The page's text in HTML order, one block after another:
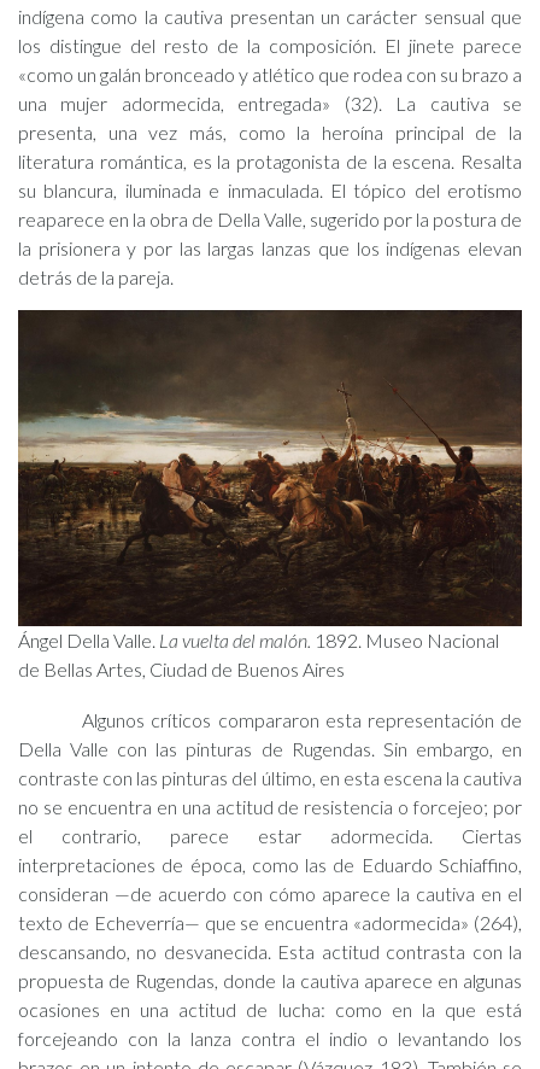
indígena como la cautiva presentan un carácter sensual que
los distingue del resto de la composición. El jinete parece
«como un galán bronceado y atlético que rodea con su brazo a
una mujer adormecida, entregada» (32). La cautiva se
presenta, una vez más, como la heroína principal de la
literatura romántica, es la protagonista de la escena. Resalta
su blancura, iluminada e inmaculada. El tópico del erotismo
reaparece en la obra de Della Valle, sugerido por la postura de
la prisionera y por las largas lanzas que los indígenas elevan
detrás de la pareja.
Ángel Della Valle. La vuelta del malón. 1892. Museo Nacional
de Bellas Artes, Ciudad de Buenos Aires
Algunos críticos compararon esta representación de
Della Valle con las pinturas de Rugendas. Sin embargo, en
contraste con las pinturas del último, en esta escena la cautiva
no se encuentra en una actitud de resistencia o forcejeo; por
el contrario, parece estar adormecida. Ciertas
interpretaciones de época, como las de Eduardo Schiaffino,
consideran —de acuerdo con cómo aparece la cautiva en el
texto de Echeverría— que se encuentra «adormecida» (264),
descansando, no desvanecida. Esta actitud contrasta con la
propuesta de Rugendas, donde la cautiva aparece en algunas
ocasiones en una actitud de lucha: como en la que está
forcejeando con la lanza contra el indio o levantando los